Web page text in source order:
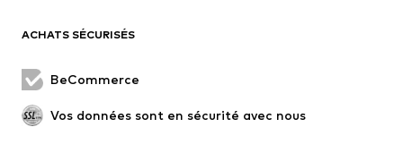
Nouveautés
Boots et bottes
Baskets
ACHATS SÉCURISÉS
BeCommerce
Vos données sont en sécurité avec nous